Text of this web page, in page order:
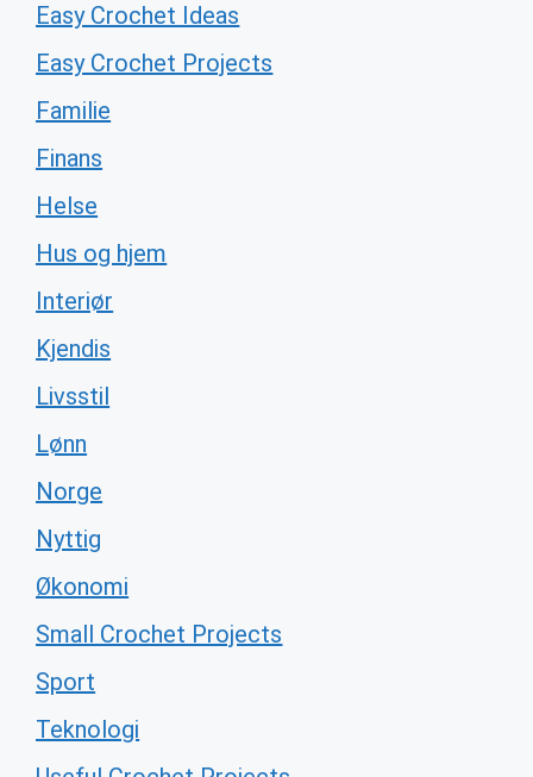
Easy Crochet Ideas
Easy Crochet Projects
Familie
Finans
Helse
Hus og hjem
Interiør
Kjendis
Livsstil
Lønn
Norge
Nyttig
Økonomi
Small Crochet Projects
Sport
Teknologi